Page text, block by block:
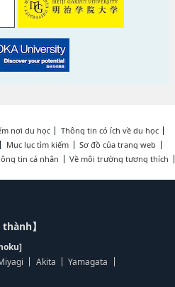
nơi du học
Thông tin có ích về du học
Mục lục tìm kiếm
Sơ đồ của trang web
tin cá nhân Về môi trường tương thích
】
Akita
Yamagata